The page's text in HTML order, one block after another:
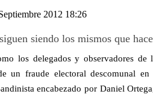
2012 18:26
siendo los mismos que
los delegados y observadores de
un fraude electoral descomunal
encabezado por Daniel